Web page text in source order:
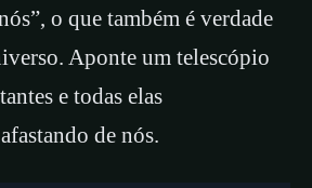
o que também é verdade
Aponte um telescópio
e todas elas
de nós.